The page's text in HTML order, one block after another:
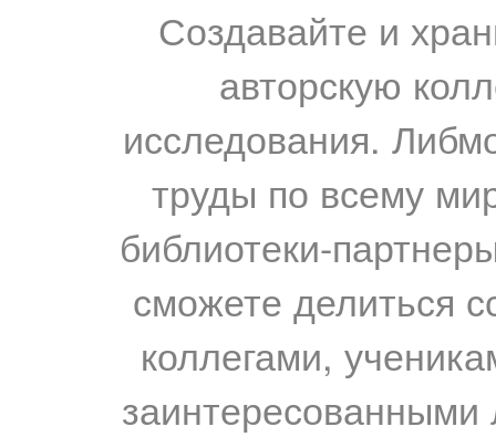
Создавайте и
авторскую
исследования.
труды по всему
библиотеки-
сможете делиться
коллегами,